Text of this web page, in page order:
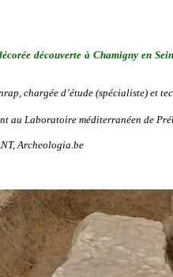
découverte à Chamigny en
chargée d’étude (spécialiste) et
au Laboratoire méditerranéen de
Archeologia.be